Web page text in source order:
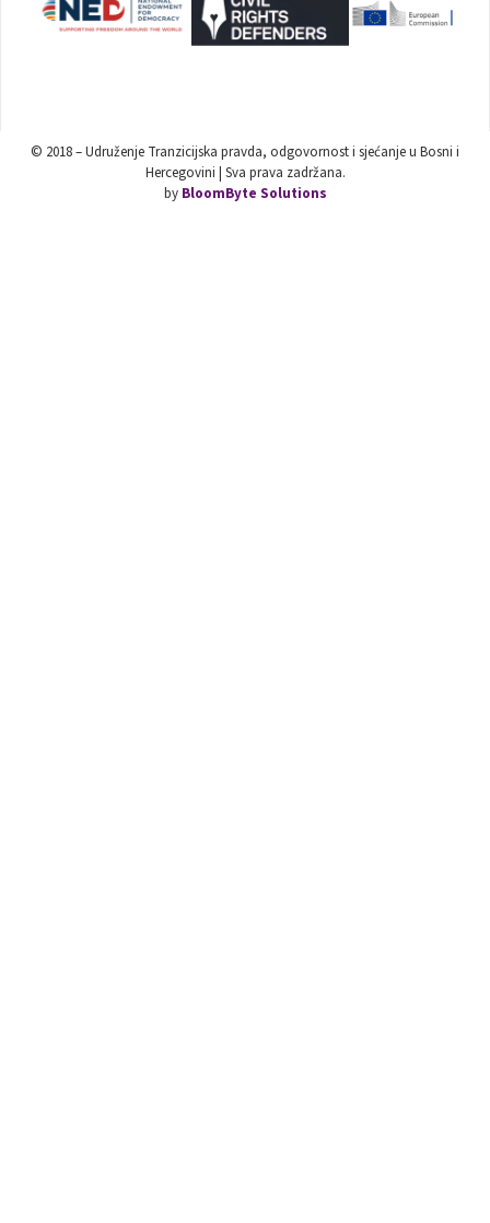
© 2018 – Udruženje Tranzicijska pravda, odgovornost i sjećanje u Bosni i
Hercegovini | Sva prava zadržana.
by BloomByte Solutions